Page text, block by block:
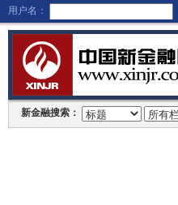
用户名：
新金融搜索：